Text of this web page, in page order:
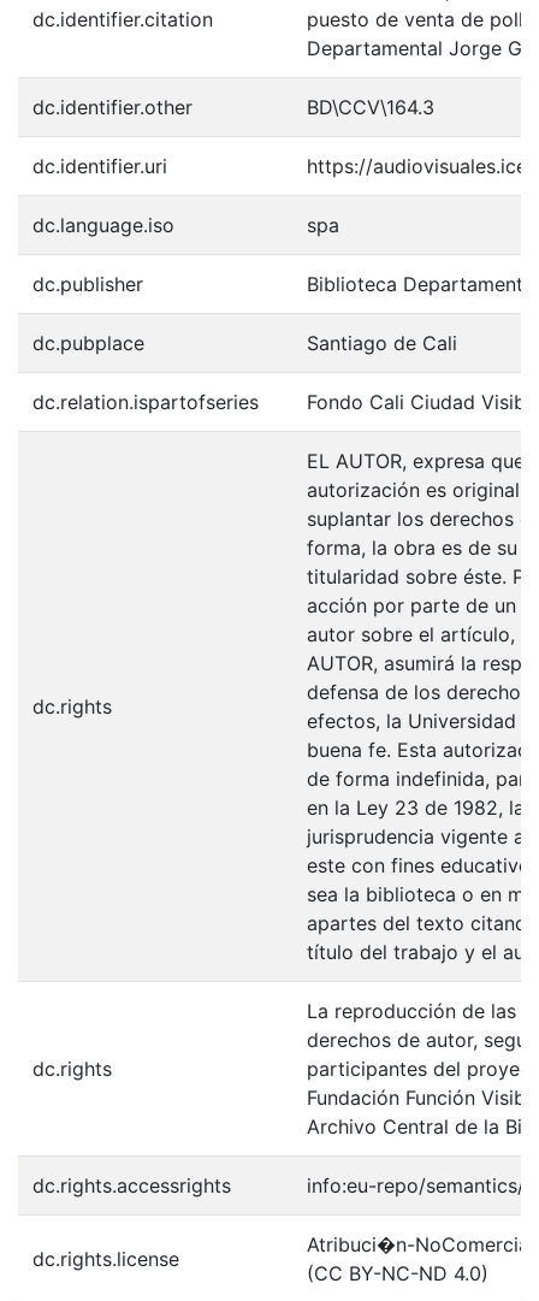
dc.identifier.citation
puesto de venta de
Departamental Jorge
dc.identifier.other BD\CCV\164.3
dc.identifier.uri https://
dc.language.iso spa
dc.publisher Biblioteca
dc.pubplace Santiago de Cali
dc.relation.ispartofseries Fondo Cali Ciudad
dc.rights
EL AUTOR, expresa
autorización es original
suplantar los derechos
forma, la obra es de su
titularidad sobre éste.
acción por parte de un
autor sobre el artículo,
AUTOR, asumirá la
defensa de los
efectos, la Universidad
buena fe. Esta
de forma indefinida,
en la Ley 23 de 1982, la
jurisprudencia vigente
este con fines
sea la biblioteca o en
apartes del texto
título del trabajo y el
dc.rights
La reproducción de las
derechos de autor,
participantes del
Fundación Función
Archivo Central de la
dc.rights.accessrights info:eu-repo/semantics/
dc.rights.license
Atribuci�n-
(CC BY-NC-ND 4.0)